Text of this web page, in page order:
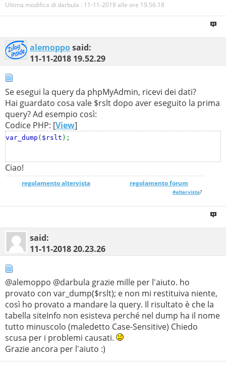
Ultima modifica di darbula : 11-11-2018 alle ore 19.56.18
alemopposaid:
11-11-2018 19.52.29
Se esegui la query da phpMyAdmin, ricevi dei dati?
Hai guardato cosa vale $rslt dopo aver eseguito la prima
query? Ad esempio così:
Codice PHP: [View]
var_dump ( $rslt );
Ciao!
regolamento altervista_______________ regolamento forum
#altervista?
said:
11-11-201820.23.26
@alemoppo @darbula grazie mille per l'aiuto. ho
provato con var_dump($rslt); e non mi restituiva niente,
così ho provato a mandare la query. Il risultato è che la
tabella siteInfo non esisteva perché nel dump ha il nome
tutto minuscolo (maledetto Case-Sensitive) Chiedo
scusa per i problemi causati.
Grazie ancora per l'aiuto :)